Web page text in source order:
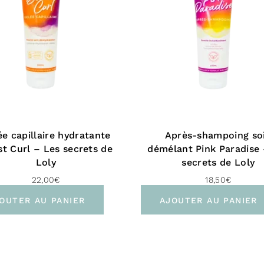
Liste
AQUA,
CHINENSIS
COCOS
* Issu de
capillaire hydratante
Curl – Les secrets de
Loly
22,00€
AU PANIER
Après-shampoing
démélant Pink Paradise
secrets de Loly
18,50€
AJOUTER AU PANIER